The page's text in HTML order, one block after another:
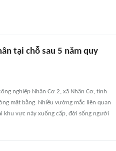
tại chỗ sau 5 năm quy
nghiệp Nhân Cơ 2, xã Nhân Cơ, tỉnh
mặt bằng. Nhiều vướng mắc liên quan
vực này xuống cấp, đời sống người